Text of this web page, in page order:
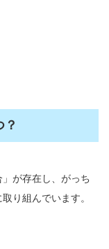
」が存在し、がっち
り組んでいます。